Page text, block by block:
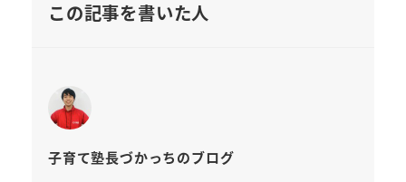
この記事を書いた人
子育て塾長づかっちのブログ